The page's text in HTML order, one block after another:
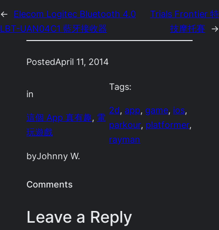
←
Elecom Logitec Bluetooth 4.0
LBT-UAN04C1 藍牙接收器
Trials Frontier 特
技摩托賽
→
PostedApril 11, 2014
in
這個 App 真有趣, 電
玩遊戲
byJohnny W.
Tags:
2d, app, game, ios
parkour, platformer
rayman
Comments
Leave a Reply